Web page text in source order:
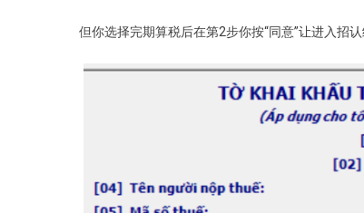
但你选择完期算税后在第2步你按“同意”让进入招认